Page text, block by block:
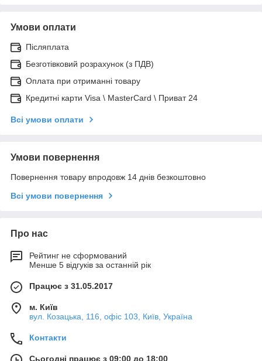
Умови оплати
Післяплата
Безготівковий розрахунок (з ПДВ)
Оплата при отриманні товару
Кредитні карти Visa \ MasterCard \ Приват 24
Всі умови оплати
Умови повернення
Повернення товару впродовж 14 днів безкоштовно
Всі умови повернення
Про нас
Рейтинг не сформований
Менше 5 відгуків за останній рік
Працює з 31.05.2017
м. Київ
вул. Козацька, 116, офіс 103, Київ, Україна
Контакти
Сьогодні працює з 09:00 до 18:00